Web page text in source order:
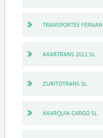
TRANSPORTES
AXARTRANS 2011 SL
ZURITOTRANS SL
AXARQUIA CARGO SL